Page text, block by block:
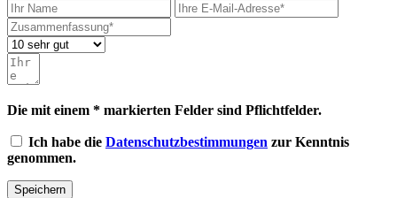
Die mit einem * markierten Felder sind Pflichtfelder.
Ich habe die Datenschutzbestimmungen zur Kenntnis
genommen.
Speichern